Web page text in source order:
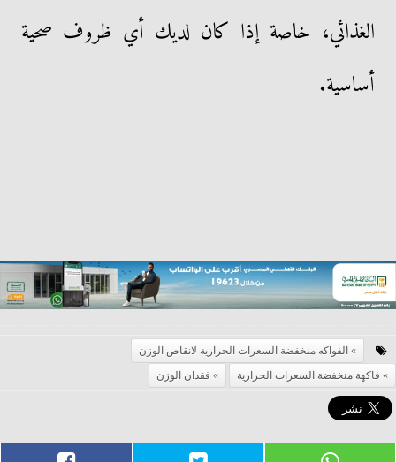
الغذائي، خاصة إذا كان لديك أي ظروف صحية
أساسية.
الفواكه منخفضة السعرات الحرارية لانقاص الوزن
فاكهة منخفضة السعرات الحرارية
فقدان الوزن